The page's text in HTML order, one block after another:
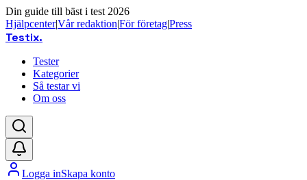
Din guide till bäst i test 2026
Hjälpcenter|Vår redaktion|För företag|Press
Testix.
Tester
Kategorier
Så testar vi
Om oss
Logga inSkapa konto